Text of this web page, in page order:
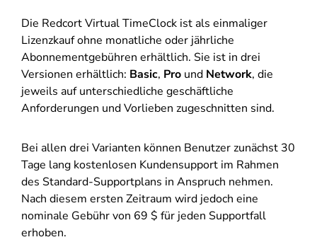
Die Redcort Virtual TimeClock ist als einmaliger
Lizenzkauf ohne monatliche oder jährliche
Abonnementgebühren erhältlich. Sie ist in drei
Versionen erhältlich: Basic, Pro und Network, die
jeweils auf unterschiedliche geschäftliche
Anforderungen und Vorlieben zugeschnitten sind.
Bei allen drei Varianten können Benutzer zunächst 30
Tage lang kostenlosen Kundensupport im Rahmen
des Standard-Supportplans in Anspruch nehmen.
Nach diesem ersten Zeitraum wird jedoch eine
nominale Gebühr von 69 $ für jeden Supportfall
erhoben.